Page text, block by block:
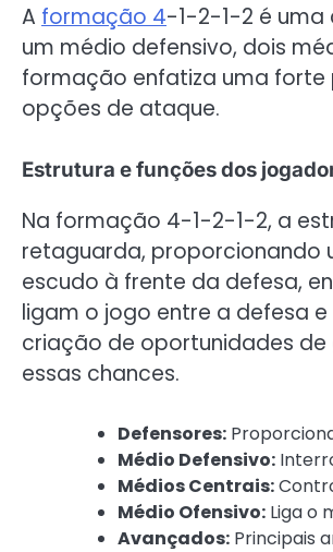
A formação 4-1-2-1-2 é
um médio defensivo, dois
formação enfatiza uma
opções de ataque.
Estrutura e funções dos
Na formação 4-1-2-1-2, a
retaguarda, proporcionando
escudo à frente da defesa,
ligam o jogo entre a defesa
criação de oportunidades
essas chances.
Defensores:
Médio Defensivo:
Médios Centrais:
Médio Ofensivo: Liga o
Avançados: Principais